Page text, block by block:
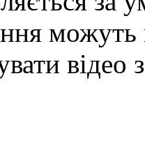
можуть
відео